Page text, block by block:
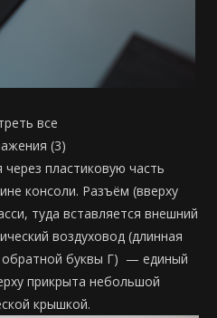
все
(3)
пластиковую часть
консоли. Разъём (вверху
туда вставляется внешний
воздуховод (длинная
буквы Г) — единый
прикрыта небольшой
крышкой.